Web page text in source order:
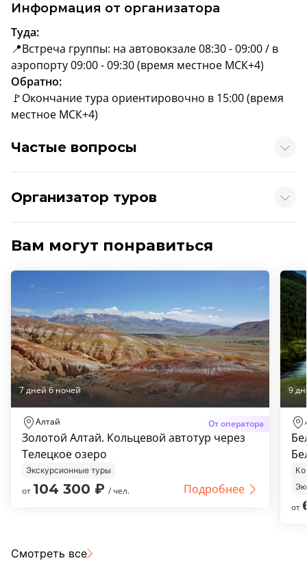
Информация от организатора
Туда:
📍Встреча группы: на автовокзале 08:30 - 09:00 / в
аэропорту 09:00 - 09:30 (время местное МСК+4)
Обратно:
🚩Окончание тура ориентировочно в 15:00 (время
местное МСК+4)
Частые вопросы
Организатор туров
Вам могут понравиться
7 дней 6 ночей
Алтай От оператора
Золотой Алтай. Кольцевой автотур через
Телецкое озеро
Экскурсионные туры
Подробнее
от 104 300 ₽ / чел.
9
от
Смотреть все